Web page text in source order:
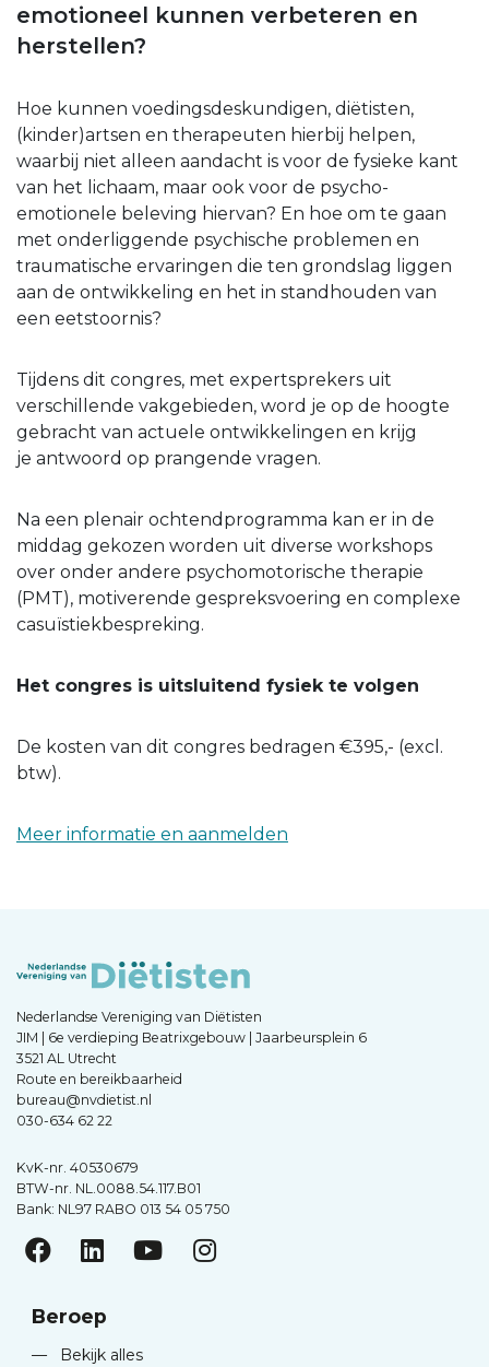
emotioneel kunnen verbeteren en
herstellen?
Hoe kunnen voedingsdeskundigen, diëtisten,
(kinder)artsen en therapeuten hierbij helpen,
waarbij niet alleen aandacht is voor de fysieke kant
van het lichaam, maar ook voor de psycho-
emotionele beleving hiervan? En hoe om te gaan
met onderliggende psychische problemen en
traumatische ervaringen die ten grondslag liggen
aan de ontwikkeling en het in standhouden van
een eetstoornis?
Tijdens dit congres, met expertsprekers uit
verschillende vakgebieden, word je op de hoogte
gebracht van actuele ontwikkelingen en krijg
je antwoord op prangende vragen.
Na een plenair ochtendprogramma kan er in de
middag gekozen worden uit diverse workshops
over onder andere psychomotorische therapie
(PMT), motiverende gespreksvoering en complexe
casuïstiekbespreking.
Het congres is uitsluitend fysiek te volgen
De kosten van dit congres bedragen €395,- (excl.
btw).
Meer informatie en aanmelden
Nederlandse Vereniging van Diëtisten
JIM | 6e verdieping Beatrixgebouw | Jaarbeursplein 6
3521 AL Utrecht
Route en bereikbaarheid
bureau@nvdietist.nl
030-634 62 22
KvK-nr. 40530679
BTW-nr. NL.0088.54.117.B01
Bank: NL97 RABO 013 54 05 750
Beroep
—
Bekijk alles